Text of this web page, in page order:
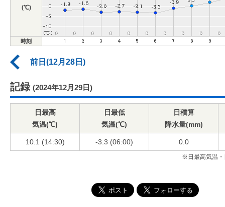
(℃)
時刻
前日(12月28日)
記録 (2024年12月29日)
日最高
気温(℃)
日最低
気温(℃)
日積算
降水量(mm)
10.1 (14:30) -3.3 (06:00) 0.0
※日最高気温・